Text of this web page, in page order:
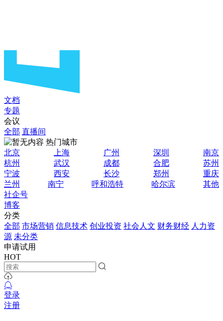
文档
专题
会议
全部 直播间
热门城市
北京
上海 广州 深圳
南京
杭州
武汉 成都 合肥
苏州
宁波
西安 长沙 郑州
重庆
兰州
南宁 呼和浩特 哈尔滨
其他
社企号
博客
分类
全部 市场营销 信息技术 创业投资 社会人文 财务财经 人力资
源 未分类
申请试用
HOT
登录
注册